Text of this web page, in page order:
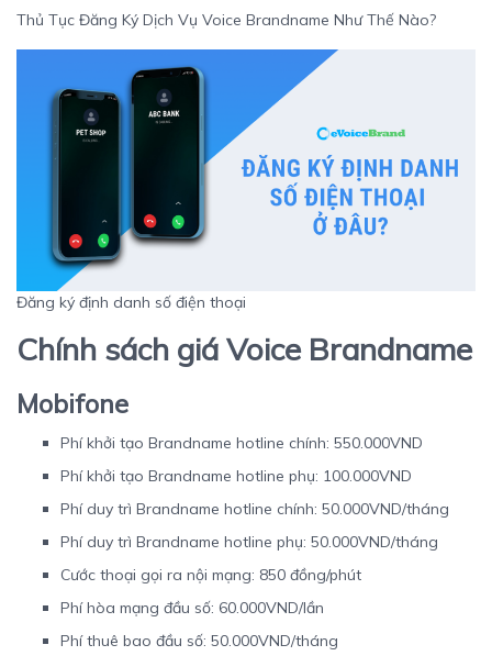
Thủ Tục Đăng Ký Dịch Vụ Voice Brandname Như Thế Nào?
Đăng ký định danh số điện thoại
Chính sách giá Voice Brandname
Mobifone
Phí khởi tạo Brandname hotline chính: 550.000VND
Phí khởi tạo Brandname hotline phụ: 100.000VND
Phí duy trì Brandname hotline chính: 50.000VND/tháng
Phí duy trì Brandname hotline phụ: 50.000VND/tháng
Cước thoại gọi ra nội mạng: 850 đồng/phút
Phí hòa mạng đầu số: 60.000VND/lần
Phí thuê bao đầu số: 50.000VND/tháng